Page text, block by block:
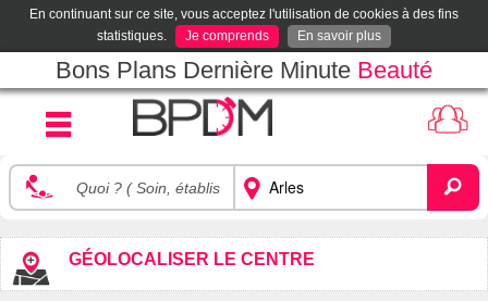
En continuant sur ce site, vous acceptez l'utilisation de cookies à des fins
statistiques.
Je comprends En savoir plus
Bons Plans Dernière Minute Beauté
GÉOLOCALISER LE CENTRE